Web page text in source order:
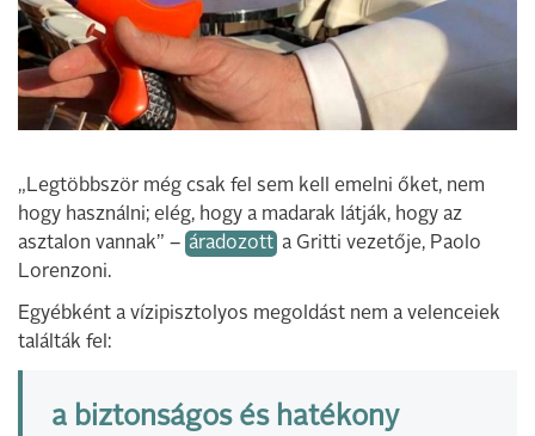
„Legtöbbször még csak fel sem kell emelni őket, nem
hogy használni; elég, hogy a madarak látják, hogy az
asztalon vannak” – áradozott a Gritti vezetője, Paolo
Lorenzoni.
Egyébként a vízipisztolyos megoldást nem a velenceiek
találták fel:
a biztonságos és hatékony